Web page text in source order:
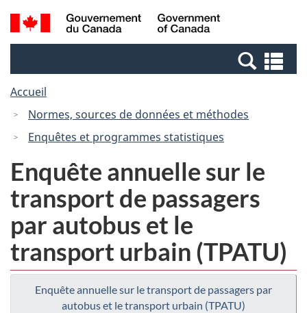
Passer
au
Passer
à
Canada
Recherche
et
et
Accueil
Normes, sources de données et méthodes
Enquêtes et programmes statistiques
Enquête annuelle sur le
transport de passagers
par autobus et le
transport urbain (TPATU)
Enquête annuelle sur le transport de passagers par
autobus et le transport urbain (TPATU)